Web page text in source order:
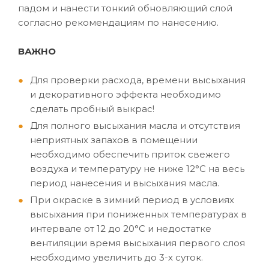
падом и нанести тонкий обновляющий слой
согласно рекомендациям по нанесению.
ВАЖНО
Для проверки расхода, времени высыхания
и декоративного эффекта необходимо
сделать пробный выкрас!
Для полного высыхания масла и отсутствия
неприятных запахов в помещении
необходимо обеспечить приток свежего
воздуха и температуру не ниже 12°C на весь
период нанесения и высыхания масла.
При окраске в зимний период в условиях
высыхания при пониженных температурах в
интервале от 12 до 20°C и недостатке
вентиляции время высыхания первого слоя
необходимо увеличить до 3-х суток.